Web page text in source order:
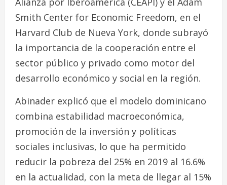
Smith Center for Economic Freedom, en el
Harvard Club de Nueva York, donde subrayó
la importancia de la cooperación entre el
sector público y privado como motor del
desarrollo económico y social en la región.
Abinader explicó que el modelo dominicano
combina estabilidad macroeconómica,
promoción de la inversión y políticas
sociales inclusivas, lo que ha permitido
reducir la pobreza del 25% en 2019 al 16.6%
en la actualidad, con la meta de llegar al 15%